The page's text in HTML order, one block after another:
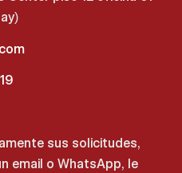
sus solicitudes,
email o WhatsApp, le